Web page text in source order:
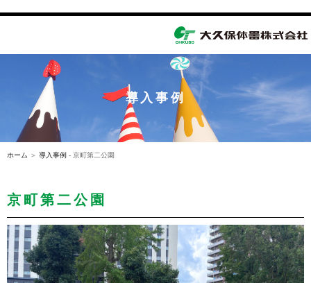
navigation
導入事例
ホーム ＞ 導入事例 - 京町第二公園
京町第二公園